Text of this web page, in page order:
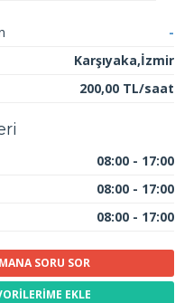
-
Karşıyaka,İzmir
200,00 TL/saat
08:00 - 17:00
08:00 - 17:00
08:00 - 17:00
SORU SOR
EKLE